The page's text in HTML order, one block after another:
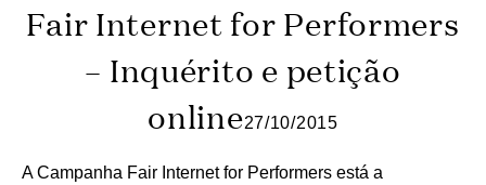
Fair Internet for Performers
– Inquérito e petição
online27/10/2015
A Campanha Fair Internet for Performers está a